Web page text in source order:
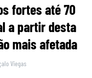
fortes até 70
a partir desta
mais afetada
Viegas